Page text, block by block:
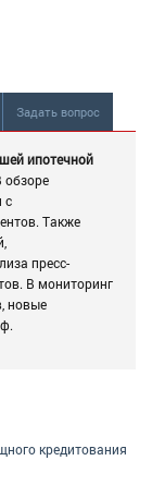
Задать вопрос
ипотечной
с
Также
пресс-
В мониторинг
новые
кредитования